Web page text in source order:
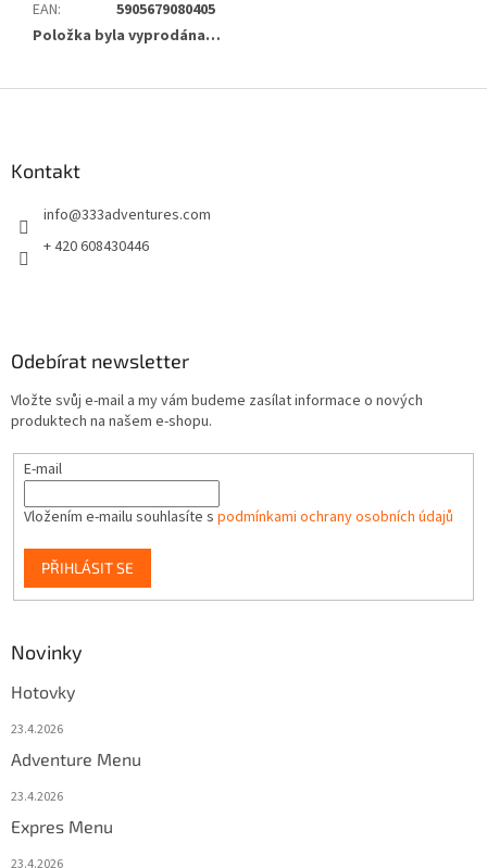
EAN:
5905679080405
Položka byla vyprodána…
Kontakt
info@333adventures.com
+ 420 608430446
Odebírat newsletter
Vložte svůj e-mail a my vám budeme zasílat informace o nových
produktech na našem e-shopu.
E-mail
Vložením e-mailu souhlasíte s podmínkami ochrany osobních údajů
PŘIHLÁSIT SE
Novinky
Hotovky
23.4.2026
Adventure Menu
23.4.2026
Expres Menu
23.4.2026